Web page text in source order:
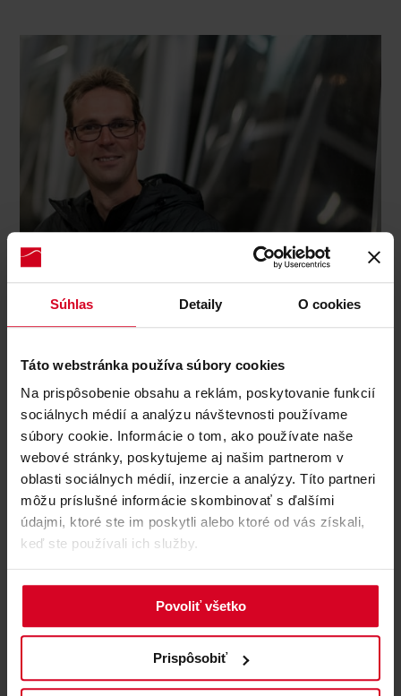
Súhlas Detaily O cookies
Táto webstránka používa súbory cookies
Na prispôsobenie obsahu a reklám, poskytovanie funkcií
sociálnych médií a analýzu návštevnosti používame
súbory cookie. Informácie o tom, ako používate naše
webové stránky, poskytujeme aj našim partnerom v
oblasti sociálnych médií, inzercie a analýzy. Títo partneri
môžu príslušné informácie skombinovať s ďalšími
údajmi, ktoré ste im poskytli alebo ktoré od vás získali,
keď ste používali ich služby.
Povoliť všetko
Prispôsobiť
Deputy Manager
T: +43 (0) 512 548330
florian.hofer@muttereralm.at